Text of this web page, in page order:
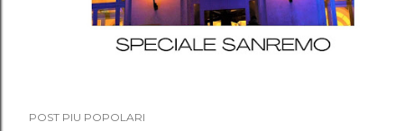
POST PIU POPOLARI